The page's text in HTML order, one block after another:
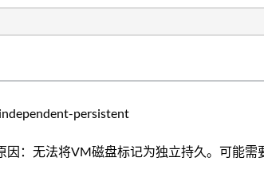
persistent
：无法将VM磁盘标记为独立持久。可能需